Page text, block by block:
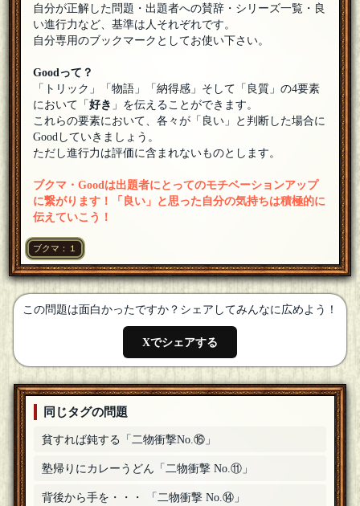
畦猿さんよろしくお願いします。 Q.本性とは、難しめの漢
字を使っていますがハンドルネームが最近900問出題超えた方
のアナグラムで、実は同一人物の別アカウントだったりするという
事ですか？（スナイプ狙い｝
[編集済] [24年03月05日 22:07]
畦猿
参加します。（畦猿は本性を表した）[24年03月05日 21:11]
chemis
ほかほかご飯さんよろしくお願いします。[24年03月05日
12:12]
参加します！[24年03月05日 06:54]
chemis
わかめさんよろしくお願いします。
わかめ
参加します[24年03月03日 21:14]
油獣さんよろしくお願いします。[24年03月03日 13:07]
[24年03月03日 13:05]
自分が正解した問題・出題者への賛辞・シリーズ一覧・良
い進行力など、基準は人それぞれです。
自分専用のブックマークとしてお使い下さい。
Goodって？
「トリック」「物語」「納得感」そして「良質」の4要素
において「好き 」を伝えることができます。
これらの要素において、各々が「良い」と判断した場合に
Goodしていきましょう。
ただし進行力は評価に含まれないものとします。
ブクマ・Goodは出題者にとってのモチベーションアップ
に繋がります！「良い」と思った自分の気持ちは積極的に
伝えていこう！
ブクマ：１
この問題は面白かったですか？シェアしてみんなに広めよう！
Xでシェアする
同じタグの問題
貧すれば鈍する「二物衝撃No.⑯」
塾帰りにカレーうどん「二物衝撃 No.⑪」
背後から手を・・・ 「二物衝撃 No.⑭」